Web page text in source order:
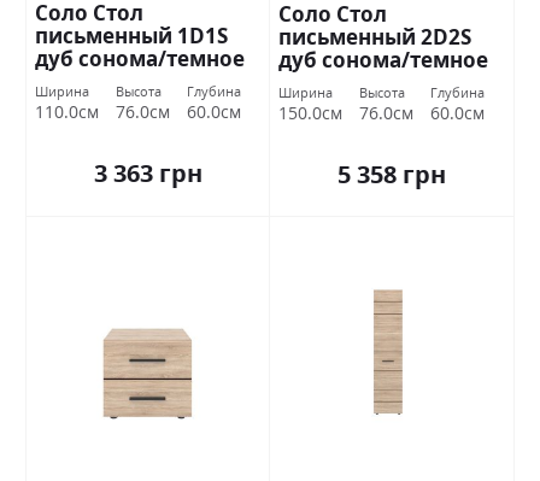
Соло Стол
письменный 1D1S
дуб сонома/темное
венге ВМВ Холдинг
Ширина
110.0см
Высота
76.0см
Глубина
60.0см
3 363 грн
Соло Стол
письменный 2D2S
дуб сонома/темное
венге ВМВ Холдинг
Ширина
150.0см
Высота
76.0см
Глубина
60.0см
5 358 грн